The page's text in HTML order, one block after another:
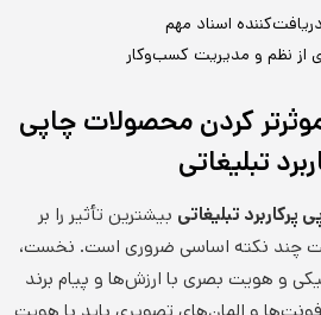
اسناد مهم
از نظم و مدیریت کسب‌وکار
کردن محصولات چاپی
تبلیغاتی
تبلیغاتی بیشترین تأثیر را بر
چند نکته اساسی ضروری است. نخست،
و هویت بصری با ارزش‌ها و پیام برند